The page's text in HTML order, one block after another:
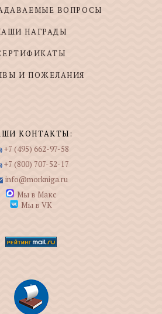
ВОПРОСЫ
НАГРАДЫ
И ПОЖЕЛАНИЯ
КОНТАКТЫ:
+7 (495) 662-97-58
+7 (800) 707-52-17
info@morkniga.ru
Мы в Макс
Мы в VK